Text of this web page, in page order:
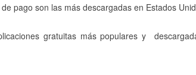
pago son las más descargadas en Estados
gratuitas más populares y